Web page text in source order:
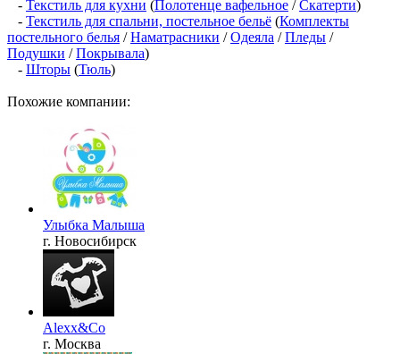
- Текстиль для кухни (Полотенце вафельное /Скатерти)
- Текстиль для спальни, постельное бельё (Комплекты
постельного белья /Наматрасники /Одеяла /Пледы /
Подушки /Покрывала)
- Шторы (Тюль)
Похожие компании:
Улыбка Малыша
г. Новосибирск
Аlexx&Co
г. Москва